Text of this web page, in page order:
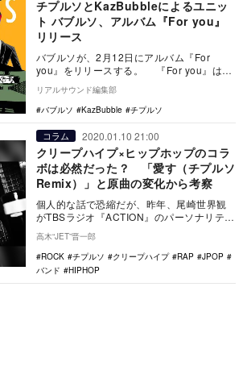
チプルソとKazBubbleによるユニッ
ト バブルソ、アルバム『For you』
リリース
バブルソが、2月12日にアルバム『For
you』をリリースする。 『For you』は、
1st EP『symmmetry』…
リアルサウンド編集部
バブルソ
KazBubble チプルソ
コラム 2020.01.10 21:00
クリープハイプ×ヒップホップのコラ
ボは必然だった？ 「愛す（チプルソ
Remix）」と原曲の変化から考察
個人的な話で恐縮だが、昨年、尾崎世界観
がTBSラジオ『ACTION』のパーソナリティ
に選出された際、その流れでインタビュー
をさせ…
高木“JET”晋一郎
ROCK
チプルソ クリープハイプ RAP
JPOP
バンド
HIPHOP